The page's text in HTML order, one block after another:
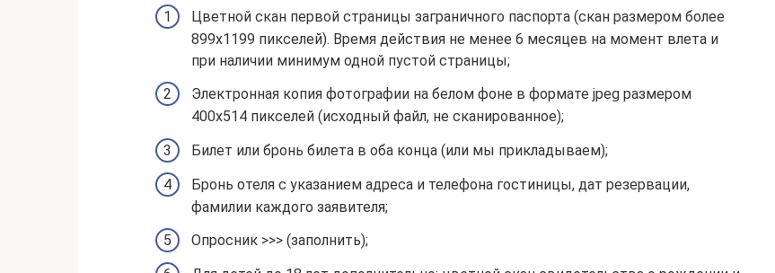
Цветной скан первой страницы заграничного паспорта (скан размером более
899х1199 пикселей). Время действия не менее 6 месяцев на момент влета и
при наличии минимум одной пустой страницы;
Электронная копия фотографии на белом фоне в формате jpeg размером
400х514 пикселей (исходный файл, не сканированное);
Билет или бронь билета в оба конца (или мы прикладываем);
Бронь отеля с указанием адреса и телефона гостиницы, дат резервации,
фамилии каждого заявителя;
Опросник >>> (заполнить);